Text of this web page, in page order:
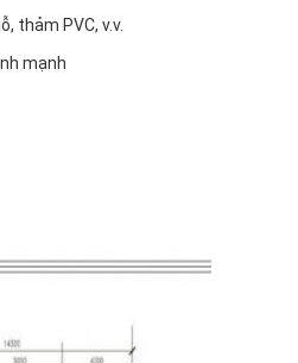
thảm PVC, v.v.
mạnh